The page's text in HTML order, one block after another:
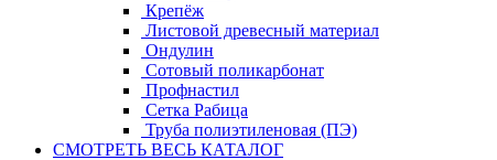
Крепёж
Листовой древесный материал
Ондулин
Сотовый поликарбонат
Профнастил
Сетка Рабица
Труба полиэтиленовая (ПЭ)
СМОТРЕТЬ ВЕСЬ КАТАЛОГ